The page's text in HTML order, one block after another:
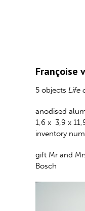
Françoise
5 objectsLife
anodised
1,6 x  3,9 x
inventory
gift Mr and
Bosch